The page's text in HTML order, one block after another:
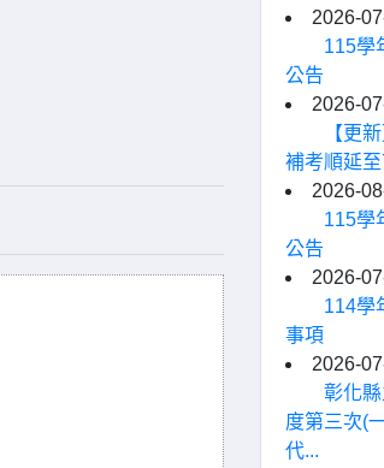
2026-
115學
公告
2026-
【更
補考順延
2026-
115學
公告
2026-
114學
事項
2026-
彰化
度第三次(
代...